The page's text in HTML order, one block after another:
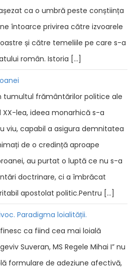
ca o umbră peste conștiința
întoarce privirea către izvoarele
și către temeliile pe care s-a
român. Istoria […]
tumultul frământărilor politice ale
lea, ideea monarhică s-a
viu, capabil a asigura demnitatea
de o credință aproape
au purtat o luptă ce nu s-a
doctrinare, ci a îmbrăcat
apostolat politic.Pentru […]
Paradigma loialității.
ca fiind cea mai loială
Suveran, MS Regele Mihai I” nu
formulare de adeziune afectivă,